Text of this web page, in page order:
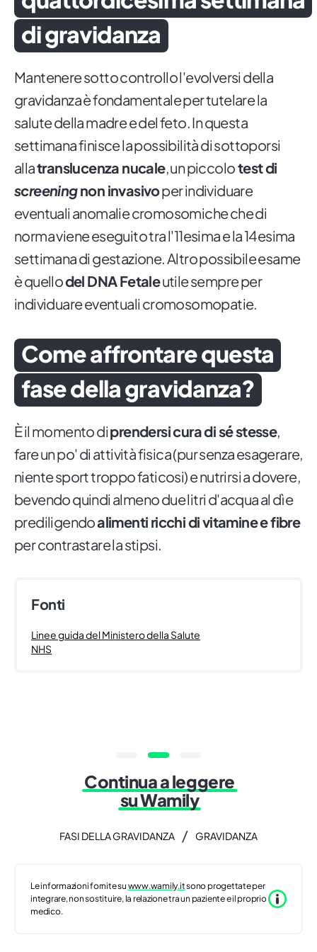
di gravidanza
Mantenere sotto controllo l'evolversi della
gravidanza è fondamentale per tutelare la
salute della madre e del feto. In questa
settimana finisce la possibilità di sottoporsi
allatranslucenza nucale, un piccolotest di
screeningnon invasivoper individuare
eventuali anomalie cromosomiche che di
norma viene eseguito tra l'11esima e la 14esima
settimana di gestazione. Altro possibile esame
è quellodel DNA Fetaleutile sempre per
individuare eventuali cromosomopatie.
Come affrontare questa
fase della gravidanza?
È il momento diprendersi cura di sé stesse,
fare un po' di attività fisica (pur senza esagerare,
niente sport troppo faticosi) e nutrirsi a dovere,
bevendo quindi almeno due litri d'acqua al dì e
prediligendoalimenti ricchi di vitamine e fibre
per contrastare la stipsi.
Fonti
Linee guida del Ministero della Salute
NHS
Continua a leggere
su Wamily
FASI DELLA GRAVIDANZA / GRAVIDANZA
Le informazioni fornite su www.wamily.itsono progettate per
integrare, non sostituire, la relazione tra un paziente e il proprio
medico.